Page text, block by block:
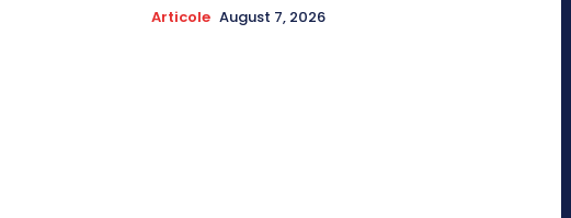
Articole August 7, 2026